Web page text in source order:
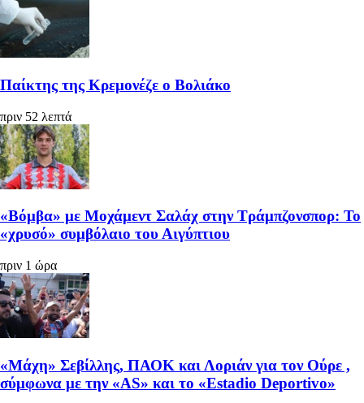
Παίκτης της Κρεμονέζε ο Βολιάκο
πριν 52 λεπτά
«Βόμβα» με Μοχάμεντ Σαλάχ στην Τράμπζονσπορ: Το
«χρυσό» συμβόλαιο του Αιγύπτιου
πριν 1 ώρα
«Μάχη» Σεβίλλης, ΠΑΟΚ και Λοριάν για τον Ούρε ,
σύμφωνα με την «AS» και το «Estadio Deportivo»